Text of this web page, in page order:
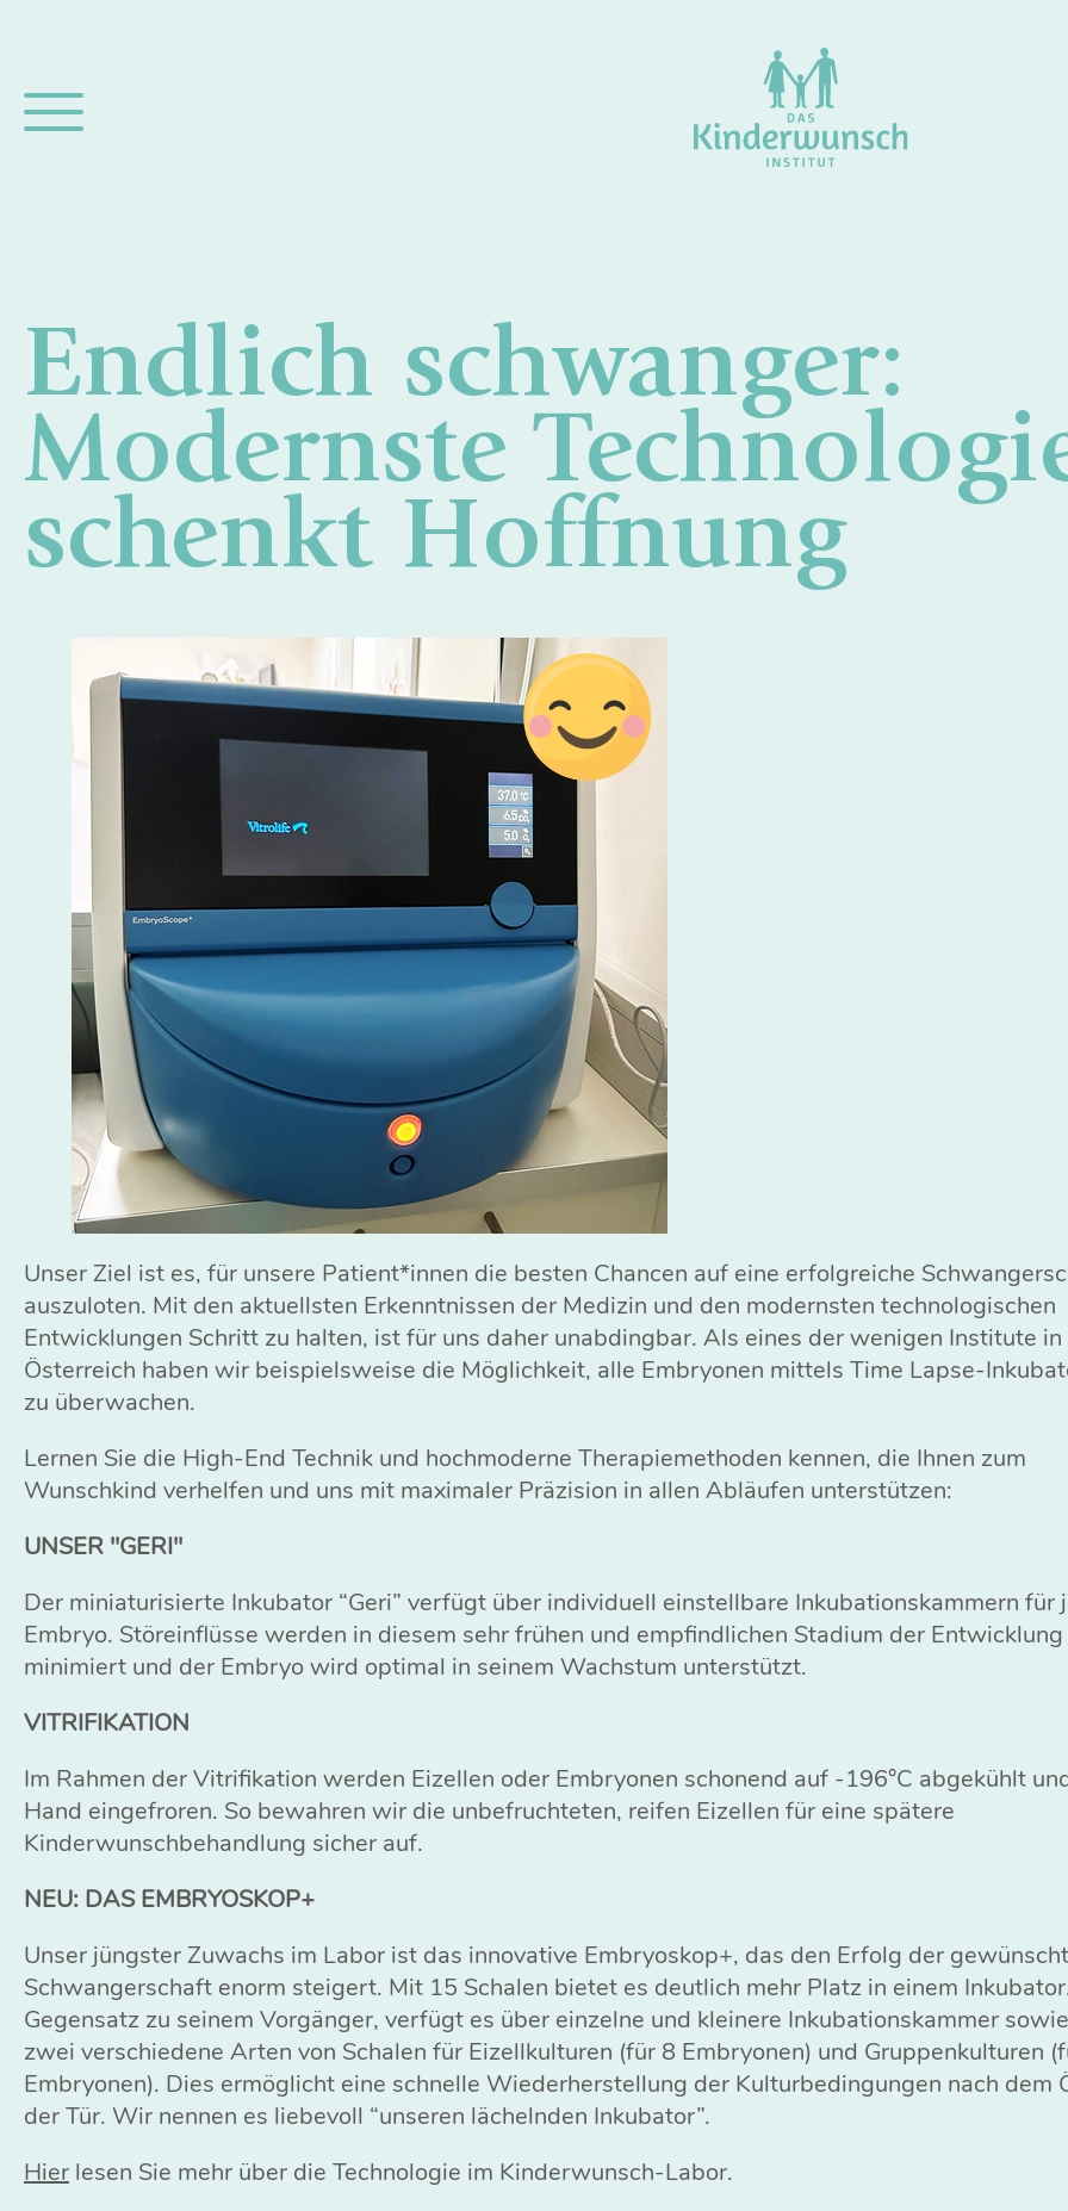
Endlich schwanger:
Modernste
schenkt Hoffnung
Unser Ziel ist es, für unsere Patient*innen die besten Chancen auf eine erfolgreiche
auszuloten. Mit den aktuellsten Erkenntnissen der Medizin und den modernsten technologischen
Entwicklungen Schritt zu halten, ist für uns daher unabdingbar. Als eines der wenigen Institute in
Österreich haben wir beispielsweise die Möglichkeit, alle Embryonen mittels Time Lapse-
zu überwachen.
Lernen Sie die High-End Technik und hochmoderne Therapiemethoden kennen, die Ihnen zum
Wunschkind verhelfen und uns mit maximaler Präzision in allen Abläufen unterstützen:
UNSER "GERI"
Der miniaturisierte Inkubator “Geri” verfügt über individuell einstellbare Inkubationskammern für
Embryo. Störeinflüsse werden in diesem sehr frühen und empfindlichen Stadium der Entwicklung
minimiert und der Embryo wird optimal in seinem Wachstum unterstützt.
VITRIFIKATION
Im Rahmen der Vitrifikation werden Eizellen oder Embryonen schonend auf -196°C abgekühlt
Hand eingefroren. So bewahren wir die unbefruchteten, reifen Eizellen für eine spätere
Kinderwunschbehandlung sicher auf.
NEU: DAS EMBRYOSKOP+
Unser jüngster Zuwachs im Labor ist das innovative Embryoskop+, das den Erfolg der
Schwangerschaft enorm steigert. Mit 15 Schalen bietet es deutlich mehr Platz in einem
Gegensatz zu seinem Vorgänger, verfügt es über einzelne und kleinere Inkubationskammer
zwei verschiedene Arten von Schalen für Eizellkulturen (für 8 Embryonen) und Gruppenkulturen
Embryonen). Dies ermöglicht eine schnelle Wiederherstellung der Kulturbedingungen nach dem
der Tür. Wir nennen es liebevoll “unseren lächelnden Inkubator”.
Hier lesen Sie mehr über die Technologie im Kinderwunsch-Labor.